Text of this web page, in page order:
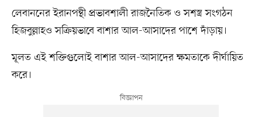
লেবাননের ইরানপন্থী প্রভাবশালী রাজনৈতিক ও সশস্ত্র সংগঠন
হিজবুল্লাহও সক্রিয়ভাবে বাশার আল-আসাদের পাশে দাঁড়ায়।
মূলত এই শক্তিগুলোই বাশার আল-আসাদের ক্ষমতাকে দীর্ঘায়িত
করে।